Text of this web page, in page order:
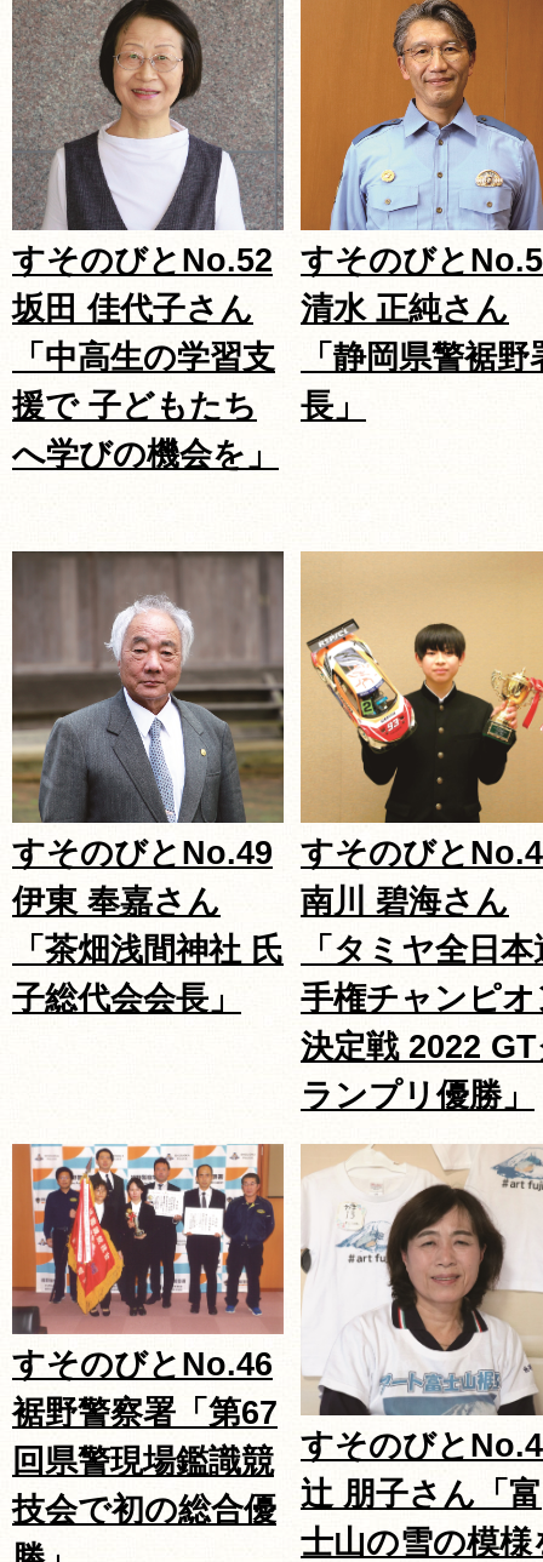
すそのびとNo.52
坂田 佳代子さん
「中高生の学習支
援で 子どもたち
へ学びの機会を」
すそのびと
清水 正純さん
「静岡県警裾野
長」
すそのびとNo.49
伊東 奉嘉さん
「茶畑浅間神社 氏
子総代会会長」
すそのびと
南川 碧海さん
「タミヤ全日本
手権チャンピ
決定戦 2022
ランプリ優勝」
すそのびとNo.46
裾野警察署「第67
回県警現場鑑識競
技会で初の総合優
すそのびと
辻 朋子さん「富
士山の雪の模様